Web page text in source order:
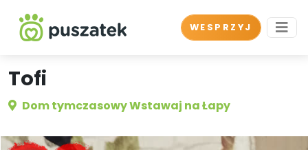
WESPRZYJ
Tofi
Dom tymczasowy Wstawaj na Łapy